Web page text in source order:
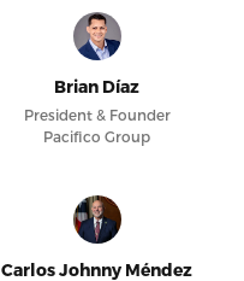
Brian Díaz
President & Founder
Pacifico Group
Carlos Johnny Méndez